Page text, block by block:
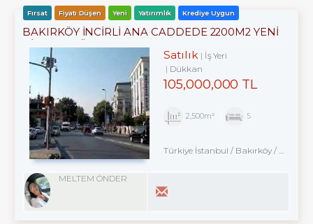
Fırsat Fiyatı Düşen Yeni Yatırımlık Krediye Uygun
BAKIRKÖY İNCİRLİ ANA CADDEDE 2200M2 YENİ
BİNADA DÜKKAN
Satılık
İş Yeri
Dükkan
105,000,000 TL
2,500m² 5
Türkiye İstanbul / Bakırköy/ Ataköy
MELTEM ÖNDER